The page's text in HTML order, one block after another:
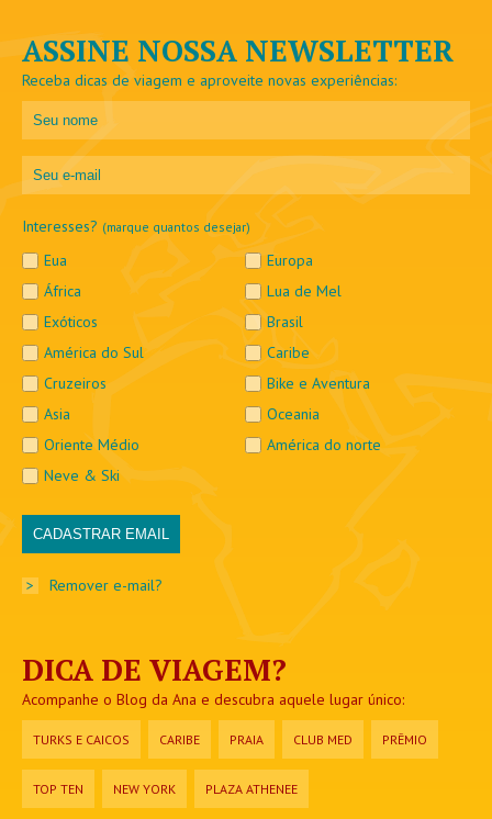
ASSINE NOSSA NEWSLETTER
Receba dicas de viagem e aproveite novas experiências:
Interesses? (marque quantos desejar)
Eua
Europa
África
Lua de Mel
Exóticos
Brasil
América do Sul
Caribe
Cruzeiros
Bike e Aventura
Asia
Oceania
Oriente Médio
América do norte
Neve & Ski
> Remover e-mail?
DICA DE VIAGEM?
Acompanhe o Blog da Ana e descubra aquele lugar único:
TURKS E CAICOS CARIBE PRAIA CLUB MED PRÊMIO
TOP TEN NEW YORK PLAZA ATHENEE